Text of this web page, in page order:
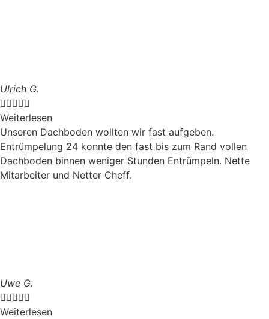
Ulrich G.

Weiterlesen
Unseren Dachboden wollten wir fast aufgeben.
Entrümpelung 24 konnte den fast bis zum Rand vollen
Dachboden binnen weniger Stunden Entrümpeln. Nette
Mitarbeiter und Netter Cheff.
Uwe G.

Weiterlesen